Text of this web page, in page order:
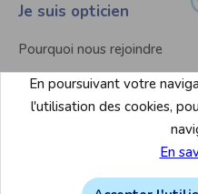
Je suis opticien
Pourquoi nous rejoindre
Nous contacter
Liste des magasins
En poursuivant votre
l'utilisation des cookies,
En